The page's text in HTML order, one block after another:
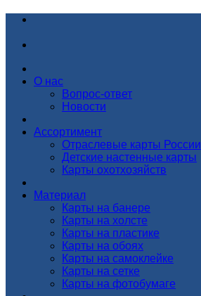
О нас
Вопрос-ответ
Новости
Ассортимент
Отраслевые карты России
Детские настенные карты
Карты охотхозяйств
Материал
Карты на банере
Карты на холсте
Карты на пластике
Карты на обоях
Карты на самоклейке
Карты на сетке
Карты на фотобумаге